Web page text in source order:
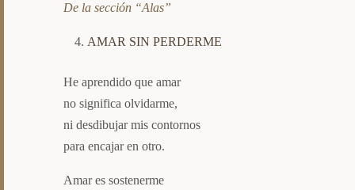
De la sección “Alas”
AMAR SIN PERDERME
He aprendido que amar
no significa olvidarme,
ni desdibujar mis contornos
para encajar en otro.
Amar es sostenerme